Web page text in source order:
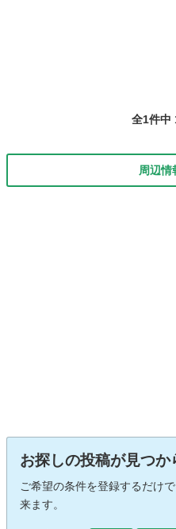
全1件中
周辺情
お探しの投稿が見つか
ご希望の条件を登録するだけ
来ます。